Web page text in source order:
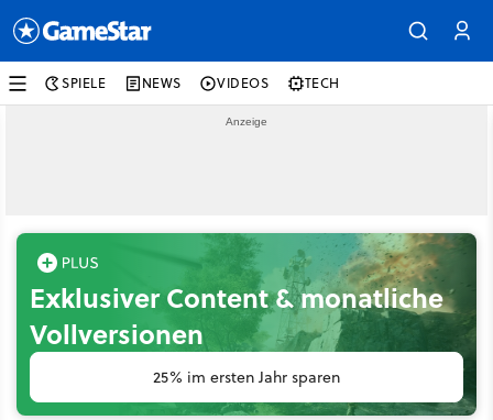
SPIELE NEWS VIDEOS TECH
Exklusiver Content & monatliche
Vollversionen
25% im ersten Jahr sparen